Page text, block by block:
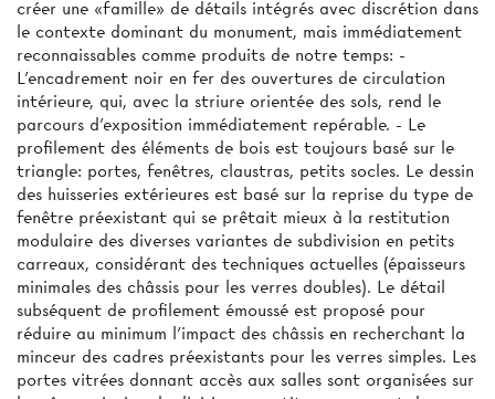
créer une «famille» de détails intégrés avec discrétion dans
le contexte dominant du monument, mais immédiatement
reconnaissables comme produits de notre temps: -
L'encadrement noir en fer des ouvertures de circulation
intérieure, qui, avec la striure orientée des sols, rend le
parcours d'exposition immédiatement repérable. - Le
profilement des éléments de bois est toujours basé sur le
triangle: portes, fenêtres, claustras, petits socles. Le dessin
des huisseries extérieures est basé sur la reprise du type de
fenêtre préexistant qui se prêtait mieux à la restitution
modulaire des diverses variantes de subdivision en petits
carreaux, considérant des techniques actuelles (épaisseurs
minimales des châssis pour les verres doubles). Le détail
subséquent de profilement émoussé est proposé pour
réduire au minimum l'impact des châssis en recherchant la
minceur des cadres préexistants pour les verres simples. Les
portes vitrées donnant accès aux salles sont organisées sur